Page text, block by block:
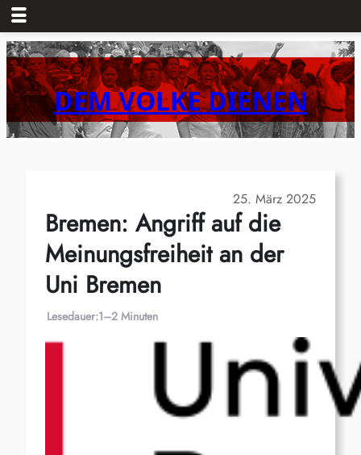
Zum
Inhalt
springenDEM VOLKE DIENEN
25. März 2025
Bremen: Angriff auf die
Meinungsfreiheit an der
Uni Bremen
Lesedauer:1–2 Minuten